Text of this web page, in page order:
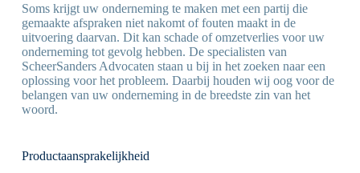
Soms krijgt uw onderneming te maken met een partij die
gemaakte afspraken niet nakomt of fouten maakt in de
uitvoering daarvan. Dit kan schade of omzetverlies voor uw
onderneming tot gevolg hebben. De specialisten van
ScheerSanders Advocaten staan u bij in het zoeken naar een
oplossing voor het probleem. Daarbij houden wij oog voor de
belangen van uw onderneming in de breedste zin van het
woord.
Productaansprakelijkheid